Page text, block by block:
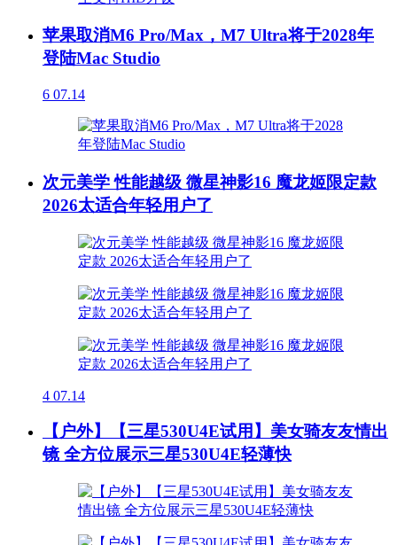
苹果取消M6 Pro/Max，M7 Ultra将于2028年
登陆Mac Studio
6 07.14
次元美学 性能越级 微星神影16 魔龙姬限定款
2026太适合年轻用户了
4 07.14
【户外】【三星530U4E试用】美女骑友友情出
镜 全方位展示三星530U4E轻薄快